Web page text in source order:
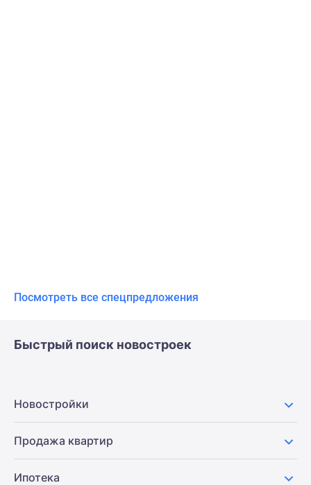
Посмотреть все спецпредложения
Быстрый поиск новостроек
Новостройки
Продажа квартир
Ипотека